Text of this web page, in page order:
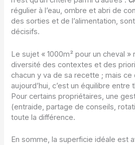
régulier à l’eau, ombre et abri de
des sorties et de l’alimentation,
décisifs.
Le sujet « 1000m² pour un cheval »
diversité des contextes et des
chacun y va de sa recette ; mais ce
aujourd’hui, c’est un équilibre
Pour certains propriétaires, une
(entraide, partage de conseils,
toute la différence.
En somme, la superficie idéale est